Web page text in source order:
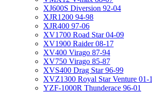
XJ600S Diversion 92-04
XJR1200 94-98
XJR400 97-06
XV1700 Road Star 04-09
XV1900 Raider 08-17
XV400 Virago 87-94
XV750 Virago 85-87
XVS400 Drag Star 96-99
XVZ1300 Royal Star Venture 01-
YZF-1000R Thunderace 96-01